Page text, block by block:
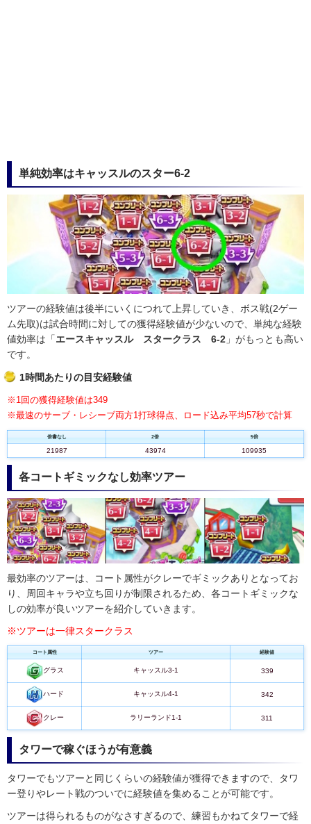
単純効率はキャッスルのスター6-2
ツアーの経験値は後半にいくにつれて上昇していき、ボス戦(2ゲー
ム先取)は試合時間に対しての獲得経験値が少ないので、単純な経験
値効率は「エースキャッスル スタークラス 6-2 」がもっとも高い
です。
1時間あたりの目安経験値
※1回の獲得経験値は349
※最速のサーブ・レシーブ両方1打球得点、ロード込み平均57秒で計算
倍書なし 2倍 5倍
21987 43974 109935
各コートギミックなし効率ツアー
最効率のツアーは、コート属性がクレーでギミックありとなってお
り、周回キャラや立ち回りが制限されるため、各コートギミックな
しの効率が良いツアーを紹介していきます。
※ツアーは一律スタークラス
コート属性 ツアー 経験値
グラス キャッスル3-1 339
ハード キャッスル4-1 342
クレー ラリーランド1-1 311
タワーで稼ぐほうが有意義
タワーでもツアーと同じくらいの経験値が獲得できますので、タワ
ー登りやレート戦のついでに経験値を集めることが可能です。
ツアーは得られるものがなさすぎるので、練習もかねてタワーで経